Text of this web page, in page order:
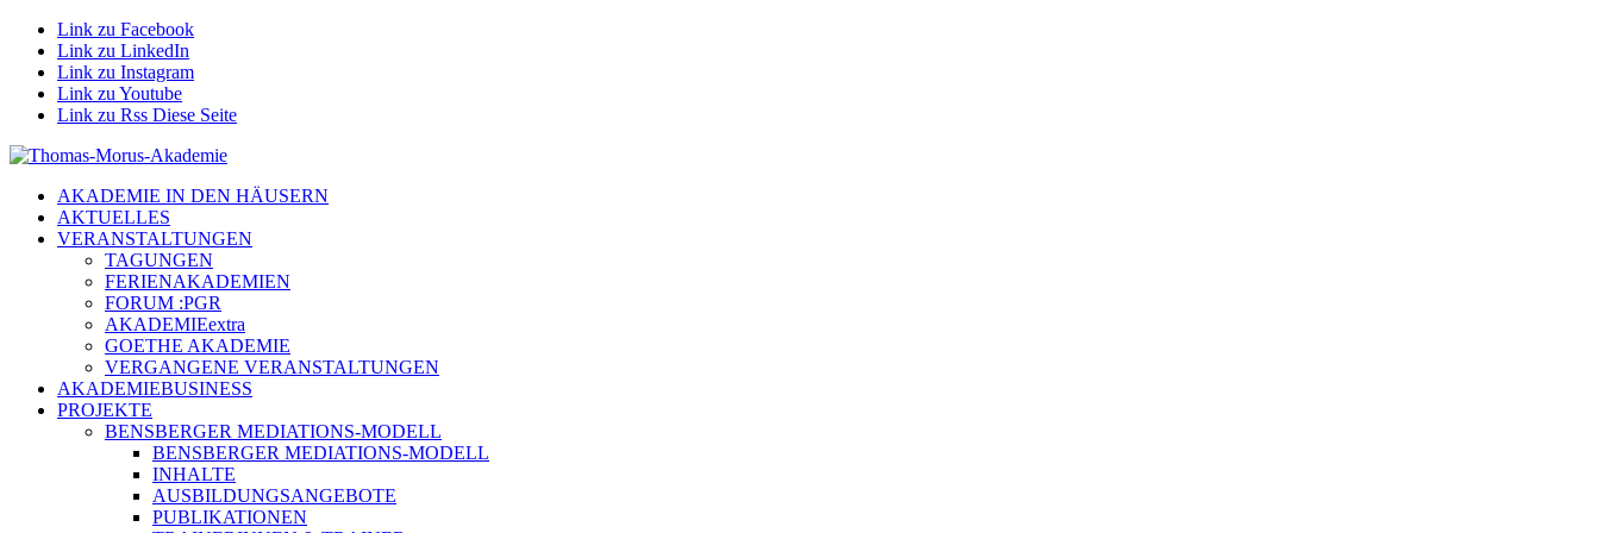
Link zu Facebook
Link zu LinkedIn
Link zu Instagram
Link zu Youtube
Link zu Rss Diese Seite
AKADEMIE IN DEN HÄUSERN
AKTUELLES
VERANSTALTUNGEN
TAGUNGEN
FERIENAKADEMIEN
FORUM :PGR
AKADEMIEextra
GOETHE AKADEMIE
VERGANGENE VERANSTALTUNGEN
AKADEMIEBUSINESS
PROJEKTE
BENSBERGER MEDIATIONS-MODELL
BENSBERGER MEDIATIONS-MODELL
INHALTE
AUSBILDUNGSANGEBOTE
PUBLIKATIONEN